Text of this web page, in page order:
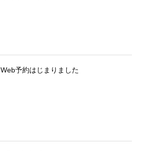
Web予約はじまりました